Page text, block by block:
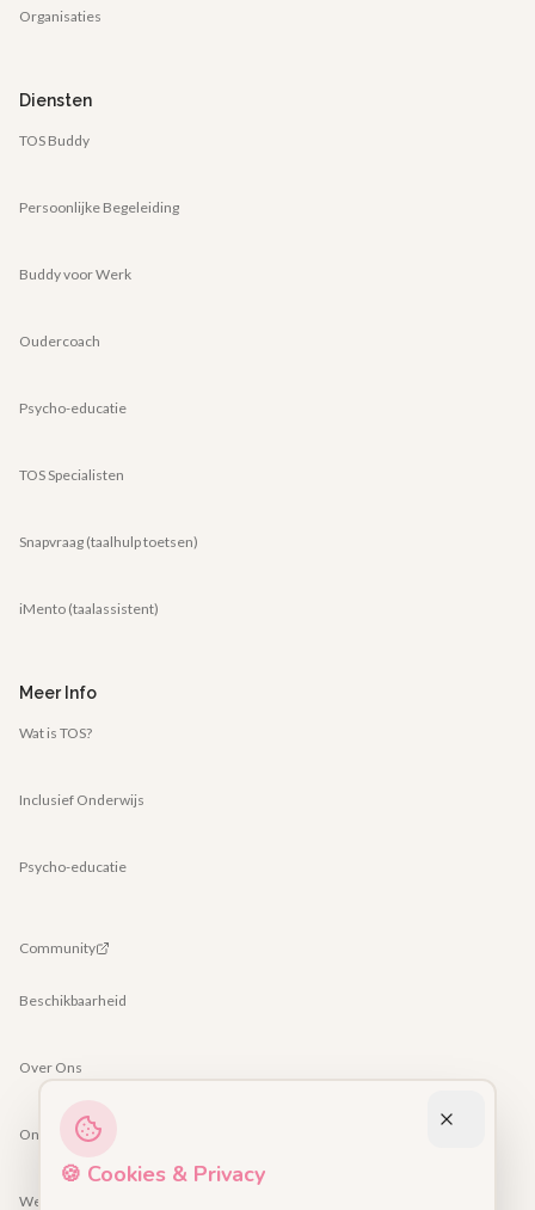
🍪 Cookies & Privacy
Organisaties
Diensten
TOS Buddy
Persoonlijke Begeleiding
Buddy voor Werk
Oudercoach
Psycho-educatie
TOS Specialisten
Snapvraag (taalhulp toetsen)
iMento (taalassistent)
Meer Info
Wat is TOS?
Inclusief Onderwijs
Psycho-educatie
Community
Beschikbaarheid
Over Ons
Ons Team
Werken bij